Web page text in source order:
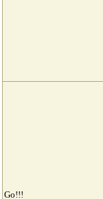
Go!!!